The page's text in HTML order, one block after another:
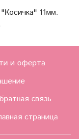
11мм.
и оферта
связь
страница